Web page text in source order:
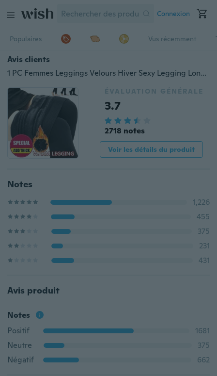
Connexion
Populaires Vus récemment
Avis clients
1 PC Femmes Leggings Velours Hiver Sexy Legging Longueur Cheville Chaud Leggings Femmes Fitness Legging
ÉVALUATION GÉNÉRALE
3.7
2718 notes
Voir les détails du produit
Notes
1,226
455
375
231
431
Avis produit
Notes
Positif
1681
Neutre
375
Négatif
662